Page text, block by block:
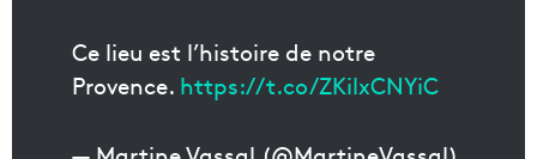
Ce lieu est l’histoire de notre
Provence. https://t.co/ZKilxCNYiC